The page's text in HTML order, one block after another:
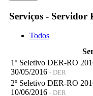
Serviços - Servidor
Todos
1º Seletivo DER-RO
30/05/2016 - DER
2º Seletivo DER-RO
10/06/2016 - DER